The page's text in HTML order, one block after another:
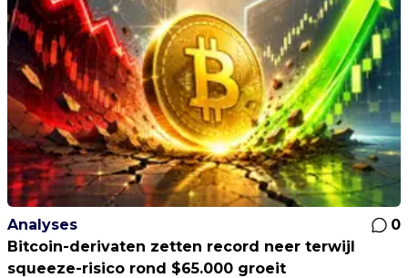
Analyses
0
Bitcoin-derivaten zetten record neer terwijl
squeeze-risico rond $65.000 groeit